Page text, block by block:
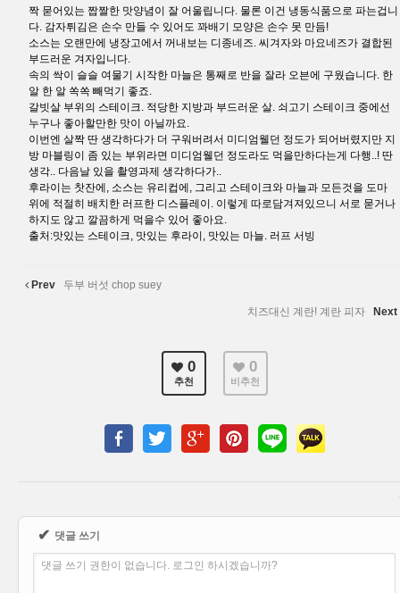
짝 묻어있는 짭짤한 맛양념이 잘 어울립니다. 물론 이건 냉동식품으로 파는겁니
다. 감자튀김은 손수 만들 수 있어도 꽈배기 모양은 손수 못 만듬!
소스는 오랜만에 냉장고에서 꺼내보는 디종네즈. 씨겨자와 마요네즈가 결합된
부드러운 겨자입니다.
속의 싹이 슬슬 여물기 시작한 마늘은 통째로 반을 잘라 오븐에 구웠습니다. 한
알 한 알 쏙쏙 빼먹기 좋죠.
갈빗살 부위의 스테이크. 적당한 지방과 부드러운 살. 쇠고기 스테이크 중에선
누구나 좋아할만한 맛이 아닐까요.
이번엔 살짝 딴 생각하다가 더 구워버려서 미디엄웰던 정도가 되어버렸지만 지
방 마블링이 좀 있는 부위라면 미디엄웰던 정도라도 먹을만하다는게 다행..! 딴
생각.. 다음날 있을 촬영과제 생각하다가..
후라이는 찻잔에, 소스는 유리컵에, 그리고 스테이크와 마늘과 모든것을 도마
위에 적절히 배치한 러프한 디스플레이. 이렇게 따로담겨져있으니 서로 묻거나
하지도 않고 깔끔하게 먹을수 있어 좋아요.
출처:맛있는 스테이크, 맛있는 후라이, 맛있는 마늘. 러프 서빙
Prev 두부 버섯 chop suey
치즈대신 계란! 계란 피자 Next
0
추천
0
비추천
✔ 댓글 쓰기
댓글 쓰기 권한이 없습니다. 로그인 하시겠습니까?